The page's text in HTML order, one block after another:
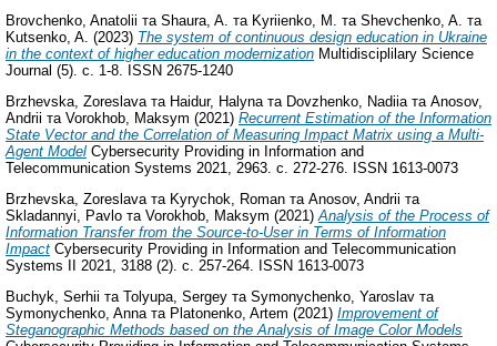
Brovchenko, Anatolii та Shaura, A. та Kyriienko, M. та Shevchenko, A. та
Kutsenko, A. (2023) The system of continuous design education in Ukraine
in the context of higher education modernization Multidisciplilary Science
Journal (5). с. 1-8. ISSN 2675-1240
Brzhevska, Zoreslava та Haidur, Halyna та Dovzhenko, Nadiia та Anosov,
Andrii та Vorokhob, Maksym (2021) Recurrent Estimation of the Information
State Vector and the Correlation of Measuring Impact Matrix using a Multi-
Agent Model Cybersecurity Providing in Information and
Telecommunication Systems 2021, 2963. с. 272-276. ISSN 1613-0073
Brzhevska, Zoreslava та Kyrychok, Roman та Anosov, Andrii та
Skladannyi, Pavlo та Vorokhob, Maksym (2021) Analysis of the Process of
Information Transfer from the Source-to-User in Terms of Information
Impact Cybersecurity Providing in Information and Telecommunication
Systems II 2021, 3188 (2). с. 257-264. ISSN 1613-0073
Buchyk, Serhii та Tolyupa, Sergey та Symonychenko, Yaroslav та
Symonychenko, Anna та Platonenko, Artem (2021) Improvement of
Steganographic Methods based on the Analysis of Image Color Models